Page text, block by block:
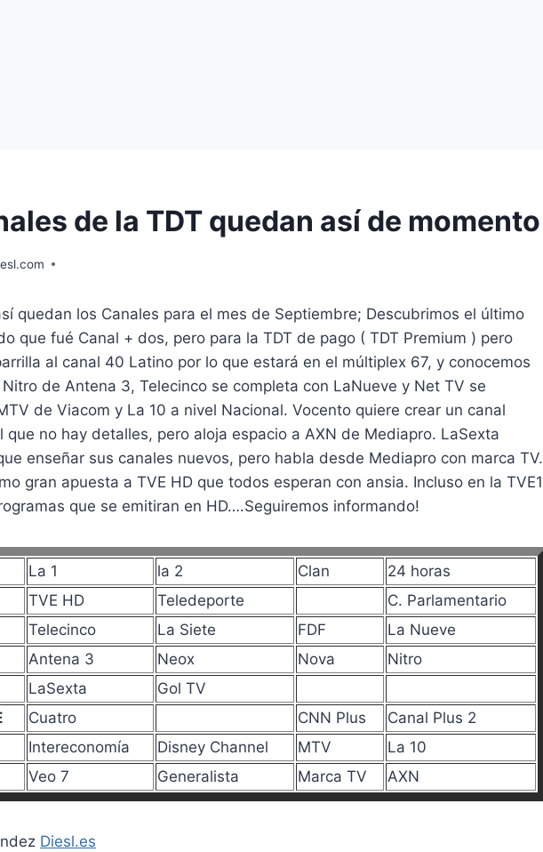
de la TDT quedan así de momento
quedan los Canales para el mes de Septiembre; Descubrimos el último
que fué Canal + dos, pero para la TDT de pago ( TDT Premium ) pero
al canal 40 Latino por lo que estará en el múltiplex 67, y conocemos
de Antena 3, Telecinco se completa con LaNueve y Net TV se
de Viacom y La 10 a nivel Nacional. Vocento quiere crear un canal
que no hay detalles, pero aloja espacio a AXN de Mediapro. LaSexta
enseñar sus canales nuevos, pero habla desde Mediapro con marca TV.
gran apuesta a TVE HD que todos esperan con ansia. Incluso en la TVE1
que se emitiran en HD….Seguiremos informando!
La 1 la 2 Clan
24 horas
TVE HD Teledeporte
C. Parlamentario
Telecinco La Siete FDF
La Nueve
Antena 3 Neox Nova
Nitro
LaSexta
Gol TV
Cuatro CNN Plus
Canal Plus 2
Intereconomía Disney Channel MTV
La 10
Veo 7 Generalista Marca TV AXN
Diesl.es